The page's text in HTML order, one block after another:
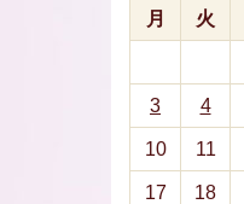
月 火
3 4
10 11
17 18